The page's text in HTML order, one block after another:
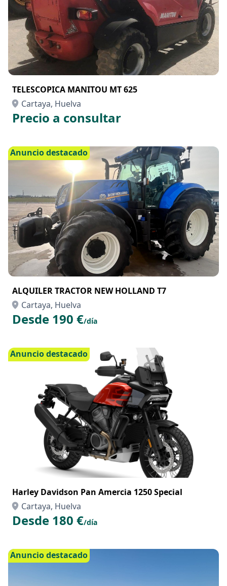
TELESCOPICA MANITOU MT 625
Cartaya, Huelva
Precio a consultar
Anuncio destacado
ALQUILER TRACTOR NEW HOLLAND T7
Cartaya, Huelva
Desde 190 €/día
Anuncio destacado
Harley Davidson Pan Amercia 1250 Special
Cartaya, Huelva
Desde 180 €/día
Anuncio destacado